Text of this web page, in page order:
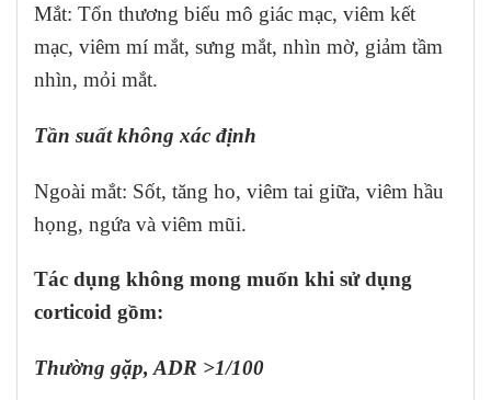
Mắt: Tổn thương biểu mô giác mạc, viêm kết
mạc, viêm mí mắt, sưng mắt, nhìn mờ, giảm tầm
nhìn, mỏi mắt.
Tần suất không xác định
Ngoài mắt: Sốt, tăng ho, viêm tai giữa, viêm hầu
họng, ngứa và viêm mũi.
Tác dụng không mong muốn khi sử dụng
corticoid gồm:
Thường gặp, ADR >1/100